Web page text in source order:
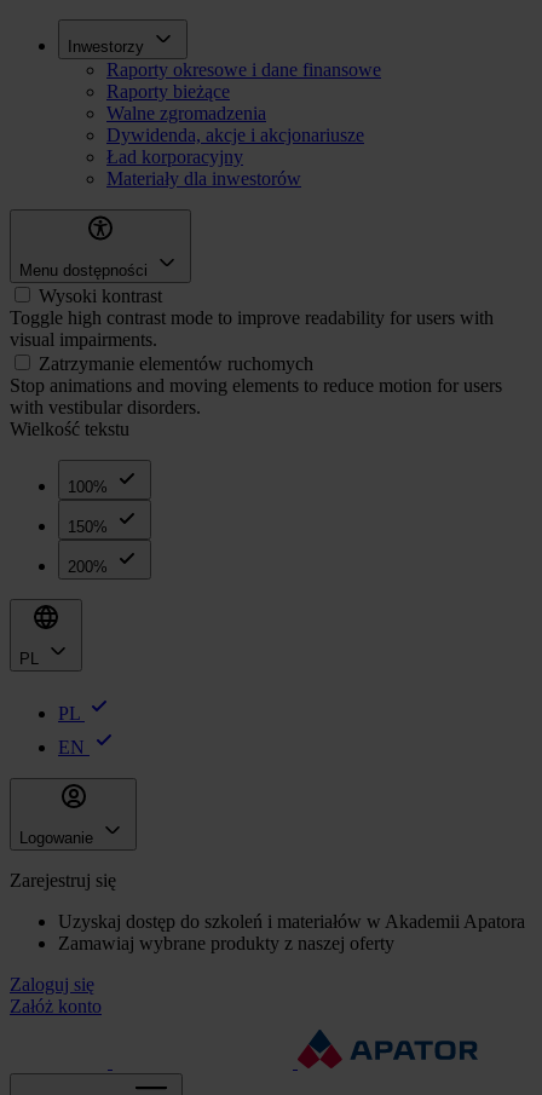
Inwestorzy
Raporty okresowe i dane finansowe
Raporty bieżące
Walne zgromadzenia
Dywidenda, akcje i akcjonariusze
Ład korporacyjny
Materiały dla inwestorów
Menu dostępności
Wysoki kontrast
Toggle high contrast mode to improve readability for users with
visual impairments.
Zatrzymanie elementów ruchomych
Stop animations and moving elements to reduce motion for users
with vestibular disorders.
Wielkość tekstu
100%
150%
200%
PL
PL
EN
Logowanie
Zarejestruj się
Uzyskaj dostęp do szkoleń i materiałów w Akademii Apatora
Zamawiaj wybrane produkty z naszej oferty
Zaloguj się
Załóż konto